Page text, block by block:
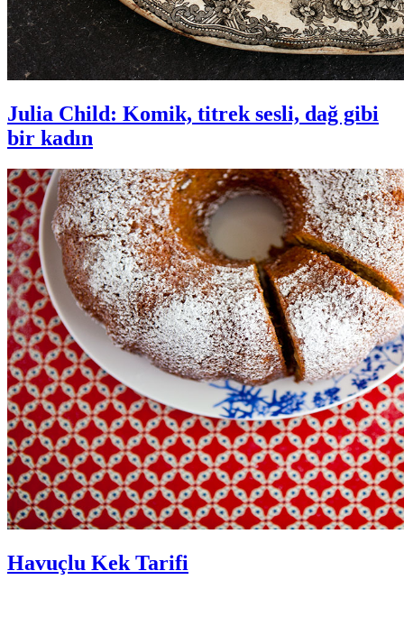
Julia Child: Komik, titrek sesli, dağ gibi
bir kadın
Havuçlu Kek Tarifi